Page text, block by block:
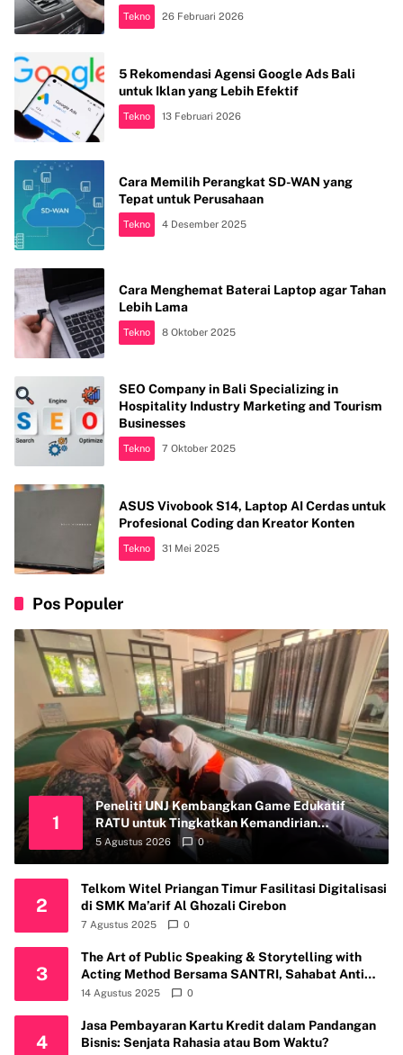
Bau
Tekno 26 Februari 2026
5 Rekomendasi Agensi Google Ads Bali
untuk Iklan yang Lebih Efektif
Tekno 13 Februari 2026
Cara Memilih Perangkat SD-WAN yang
Tepat untuk Perusahaan
Tekno 4 Desember 2025
Cara Menghemat Baterai Laptop agar Tahan
Lebih Lama
Tekno 8 Oktober 2025
SEO Company in Bali Specializing in
Hospitality Industry Marketing and Tourism
Businesses
Tekno 7 Oktober 2025
ASUS Vivobook S14, Laptop AI Cerdas untuk
Profesional Coding dan Kreator Konten
Tekno 31 Mei 2025
Pos Populer
1
Peneliti UNJ Kembangkan Game Edukatif
RATU untuk Tingkatkan Kemandirian
Perawatan Organ Reproduksi Anak Hambatan
5 Agustus 2026 0
2
Telkom Witel Priangan Timur Fasilitasi Digitalisasi
di SMK Ma’arif Al Ghozali Cirebon
7 Agustus 2025 0
3
The Art of Public Speaking & Storytelling with
Acting Method Bersama SANTRI, Sahabat Anti
Riba Kembali Gelar Workshop di Kota Depok
14 Agustus 2025 0
4
Jasa Pembayaran Kartu Kredit dalam Pandangan
Bisnis: Senjata Rahasia atau Bom Waktu?